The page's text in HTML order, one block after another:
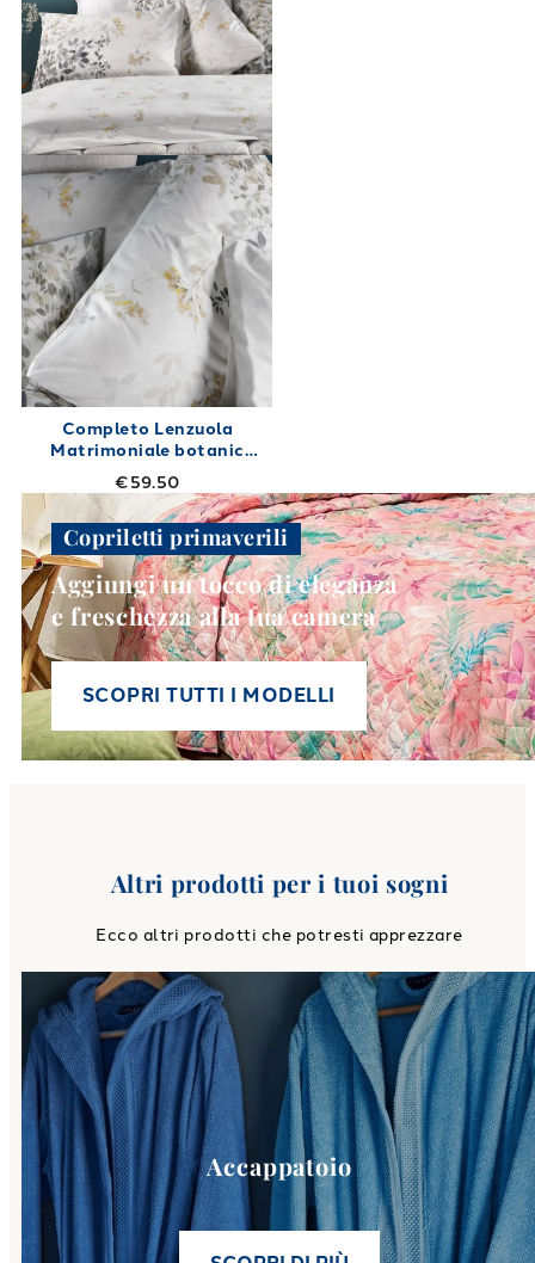
Completo Lenzuola
Matrimoniale botanic
Shabby Chic in Cotone
240X280
€59.50
Copriletti primaverili
Aggiungi un tocco di eleganza
e freschezza alla tua camera
SCOPRI TUTTI I MODELLI
Altri prodotti per i tuoi sogni
Ecco altri prodotti che potresti apprezzare
Link toAccappatoiocategory
Accappatoio